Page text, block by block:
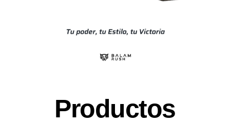
Productos